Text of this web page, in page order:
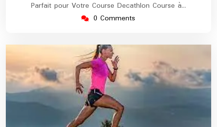
Parfait pour Votre Course Decathlon Course à…
0 Comments